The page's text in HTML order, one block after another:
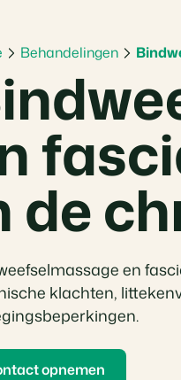
Behandelingen
de
en
klachten,
opnemen